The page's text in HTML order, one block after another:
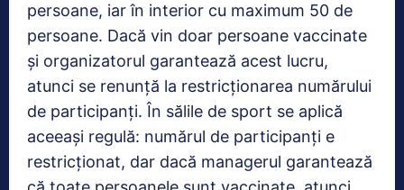
persoane, iar în interior cu maximum 50 de
persoane. Dacă vin doar persoane vaccinate
și organizatorul garantează acest lucru,
atunci se renunță la restricționarea numărului
de participanți. În sălile de sport se aplică
aceeași regulă: numărul de participanți e
restricționat, dar dacă managerul garantează